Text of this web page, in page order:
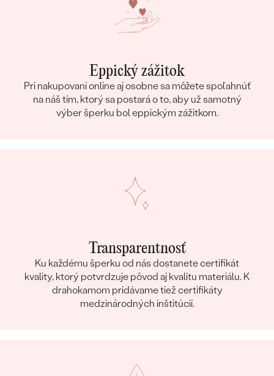
Eppický zážitok
Pri nakupovaní online aj osobne sa môžete spoľahnúť
na náš tím, ktorý sa postará o to, aby už samotný
výber šperku bol eppickým zážitkom.
Transparentnosť
Ku každému šperku od nás dostanete certifikát
kvality, ktorý potvrdzuje pôvod aj kvalitu materiálu. K
drahokamom pridávame tiež certifikáty
medzinárodných inštitúcií.